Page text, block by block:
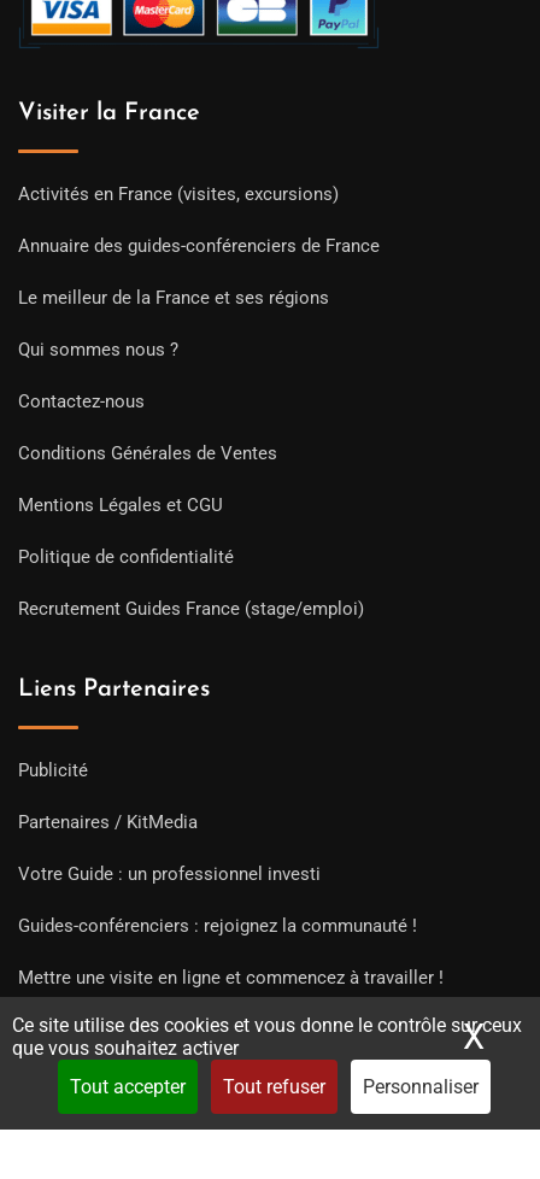
Ce site utilise des cookies et vous donne le contrôle sur ceux
que vous souhaitez activer
Tout accepter
Tout refuser Personnaliser
X
Visiter la France
Activités en France (visites, excursions)
Annuaire des guides-conférenciers de France
Le meilleur de la France et ses régions
Qui sommes nous ?
Contactez-nous
Conditions Générales de Ventes
Mentions Légales et CGU
Politique de confidentialité
Recrutement Guides France (stage/emploi)
Liens Partenaires
Publicité
Partenaires / KitMedia
Votre Guide : un professionnel investi
Guides-conférenciers : rejoignez la communauté !
Mettre une visite en ligne et commencez à travailler !